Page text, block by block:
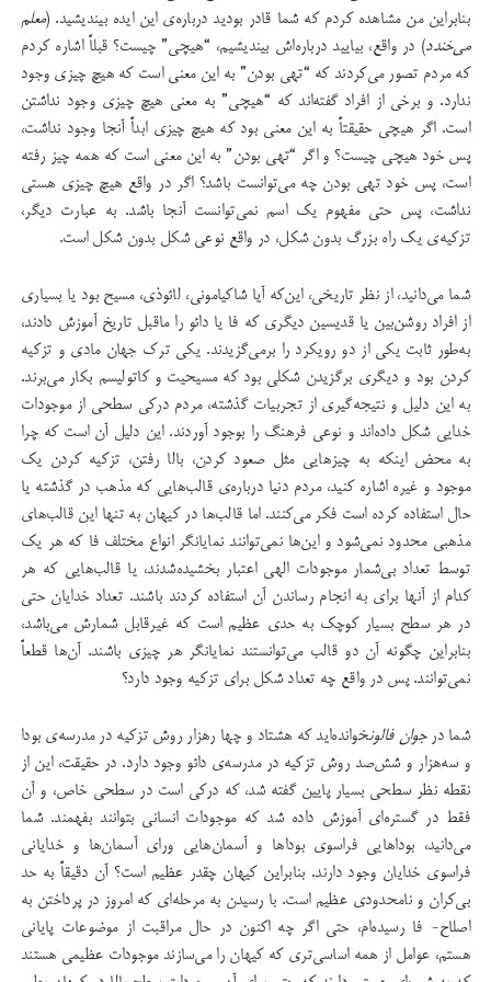
بنابراین من مشاهده کردم که شما قادر بودید درباره‌ی این ایده بیندیشید. (معلم
می‌خندد) در واقع، بیایید درباره‌اش بیندیشیم، “هیچی” چیست؟ قبلاً اشاره کردم
که مردم تصور می‌کردند که “تهی بودن” به این معنی است که هیچ چیزی وجود
ندارد. و برخی از افراد گفته‌اند که “هیچی” به معنی هیچ چیزی وجود نداشتن
است. اگر هیچی حقیقتاً به این معنی بود که هیچ چیزی ابداً آنجا وجود نداشت،
پس خود هیچی چیست؟ و اگر “تهی بودن” به این معنی است که همه چیز رفته
است، پس خود تهی بودن چه می‌توانست باشد؟ اگر در واقع هیچ چیزی هستی
نداشت، پس حتی مفهوم یک اسم نمی‌توانست آنجا باشد. به عبارت دیگر،
تزکیه‌ی یک راه بزرگ بدون شکل، در واقع نوعی شکل بدون شکل است.
شما می‌دانید، از نظر تاریخی، این‌که آیا شاکیامونی، لائوذی، مسیح بود یا بسیاری
از افراد روشن‌بین یا قدیسین دیگری که فا یا دائو را ماقبل تاریخ آموزش دادند،
به‌طور ثابت یکی از دو رویکرد را برمی‌گزیدند. یکی ترک جهان مادی و تزکیه
کردن بود و دیگری برگزیدن شکلی بود که مسیحیت و کاتولیسم بکار می‌برند.
به این دلیل و نتیجه‌گیری از تجربیات گذشته، مردم درکی سطحی از موجودات
خدایی شکل داده‌اند و نوعی فرهنگ را بوجود آوردند. این دلیل آن است که چرا
به محض اینکه به چیزهایی مثل صعود کردن، بالا رفتن، تزکیه کردن یک
موجود و غیره اشاره کنید، مردم دنیا درباره‌ی قالب‌هایی که مذهب در گذشته یا
حال استفاده کرده است فکر می‌کنند. اما قالب‌ها در کیهان به تنها این قالب‌های
مذهبی محدود نمی‌شود و این‌ها نمی‌توانند نمایانگر انواع مختلف فا که هر یک
توسط تعداد بی‌شمار موجودات الهی اعتبار بخشیده‌شدند، یا قالب‌هایی که هر
کدام از آنها برای به انجام رساندن آن استفاده کردند باشند. تعداد خدایان حتی
در هر سطح بسیار کوچک به حدی عظیم است که غیرقابل شمارش می‌باشد،
بنابراین چگونه آن دو قالب می‌توانستند نمایانگر هر چیزی باشند. آن‌ها قطعاً
نمی‌توانند. پس در واقع چه تعداد شکل برای تزکیه وجود دارد؟
شما درجوان فالونخوانده‌اید که هشتاد و چها رهزار روش تزکیه در مدرسه‌ی بودا
و سه‌هزار و شش‌صد روش تزکیه در مدرسه‌ی دائو وجود دارد. در حقیقت، این از
نقطه نظر سطحی بسیار پایین گفته شد، که درکی است در سطحی خاص، و آن
فقط در گستره‌ای آموزش داده شد که موجودات انسانی بتوانند بفهمند. شما
می‌دانید، بوداهایی فراسوی بوداها و آسمان‌هایی ورای آسمان‌ها و خدایانی
فراسوی خدایان وجود دارند. بنابراین کیهان چقدر عظیم است؟ آن دقیقاً به حد
بی‌کران و نامحدودی عظیم است. با رسیدن به مرحله‌ای که امروز در پرداختن به
اصلاح- فا رسیده‌ام، حتی اگر چه اکنون در حال مراقبت از موضوعات پایانی
هستم، عوامل از همه اساسی‌تری که کیهان را می‌سازند موجودات عظیمی هستند